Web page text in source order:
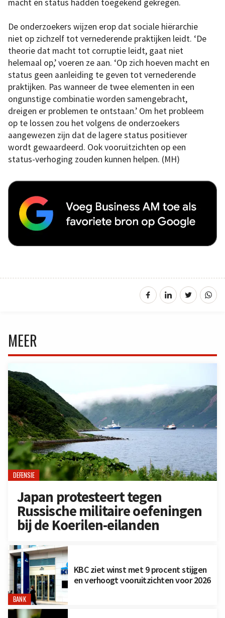
macht en status hadden toegekend gekregen.
De onderzoekers wijzen erop dat sociale hiërarchie
niet op zichzelf tot vernederende praktijken leidt. ‘De
theorie dat macht tot corruptie leidt, gaat niet
helemaal op,’ voeren ze aan. ‘Op zich hoeven macht en
status geen aanleiding te geven tot vernederende
praktijken. Pas wanneer de twee elementen in een
ongunstige combinatie worden samengebracht,
dreigen er problemen te ontstaan.’ Om het probleem
op te lossen zou het volgens de onderzoekers
aangewezen zijn dat de lagere status positiever
wordt gewaardeerd. Ook vooruitzichten op een
status-verhoging zouden kunnen helpen. (MH)
MEER
DEFENSIE
Japan protesteert tegen
Russische militaire oefeningen
bij de Koerilen-eilanden
BANK
KBC ziet winst met 9 procent stijgen
en verhoogt vooruitzichten voor 2026